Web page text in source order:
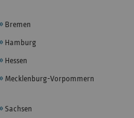
Bremen
Hamburg
Hessen
Mecklenburg-Vorpommern
Sachsen